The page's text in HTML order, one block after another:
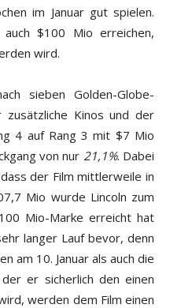
im Januar gut spielen.
$100 Mio erreichen,
wird.
sieben Golden-Globe-
zusätzliche Kinos und der
4 auf Rang 3 mit $7 Mio
von nur 21,1%. Dabei
der Film mittlerweile in
Mio wurde Lincoln zum
Mio-Marke erreicht hat
langer Lauf bevor, denn
am 10. Januar als auch die
er sicherlich den einen
werden dem Film einen